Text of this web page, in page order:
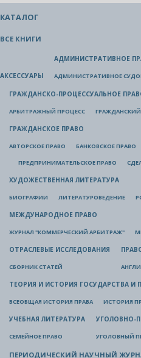
КАТАЛОГ
ВСЕ КНИГИ
АКСЕССУАРЫ
АДМИНИСТРАТИВНОЕ
АДМИНИСТРАТИВНОЕ
ГРАЖДАНСКО-ПРОЦЕССУАЛЬНОЕ
АРБИТРАЖНЫЙ ПРОЦЕСС
ГРАЖДАНСКОЕ ПРАВО
АВТОРСКОЕ ПРАВО БАНКОВСКОЕ ПРАВО
ПРЕДПРИНИМАТЕЛЬСКОЕ ПРАВО
ХУДОЖЕСТВЕННАЯ ЛИТЕРАТУРА
БИОГРАФИИ ЛИТЕРАТУРОВЕДЕНИЕ
МЕЖДУНАРОДНОЕ ПРАВО
ЖУРНАЛ "КОММЕРЧЕСКИЙ АРБИТРАЖ"
ОТРАСЛЕВЫЕ ИССЛЕДОВАНИЯ
СБОРНИК СТАТЕЙ
ТЕОРИЯ И ИСТОРИЯ ГОСУДАРСТВА И
ВСЕОБЩАЯ ИСТОРИЯ ПРАВА ИСТОРИЯ
УЧЕБНАЯ ЛИТЕРАТУРА
СЕМЕЙНОЕ ПРАВО
УГОЛОВНО-
УГОЛОВНЫЙ
ПЕРИОДИЧЕСКИЙ НАУЧНЫЙ